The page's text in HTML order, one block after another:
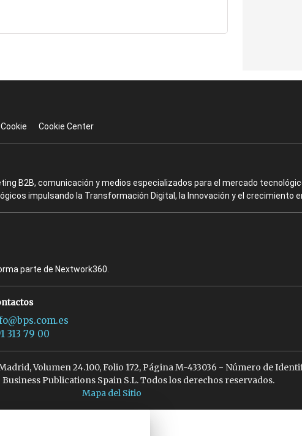
Cookie Cookie Center
B2B, comunicación y medios especializados para el mercado
impulsando la Transformación Digital, la Innovación y el crecimiento
parte de Nextwork360.
313 79 00
Volumen 24.100, Folio 172, Página M-433036 - Número de
Publications Spain S.L. Todos los derechos reservados.
Mapa del Sitio